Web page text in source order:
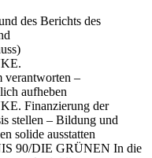
des Berichts des
verantworten –
aufheben
Finanzierung der
stellen – Bildung und
solide ausstatten
90/DIE GRÜNEN In die